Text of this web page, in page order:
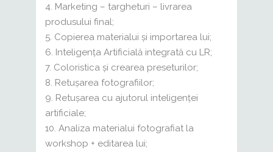
Marketing – targheturi – livrarea
produsului final;
Copierea materialui și importarea lui;
Inteligența Artificială integrată cu LR;
Coloristica și crearea preseturilor;
Retușarea fotografiilor;
Retușarea cu ajutorul inteligenței
artificiale;
Analiza materialui fotografiat la
workshop + editarea lui;